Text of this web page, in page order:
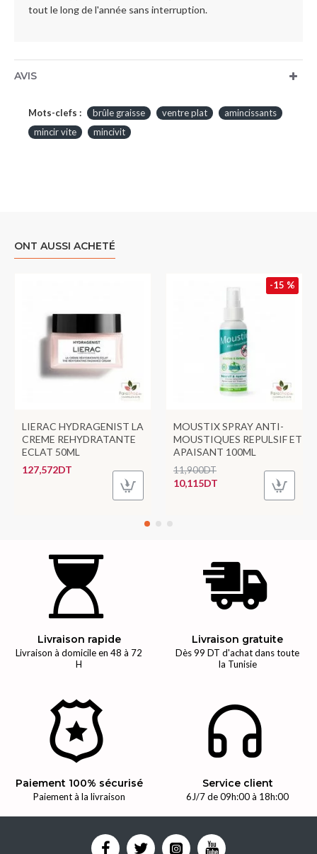
tout le long de l'année sans interruption.
AVIS
Mots-clefs : brûle graisse ventre plat
amincissants
mincir vite
mincivit
ONT AUSSI ACHETÉ
LIERAC HYDRAGENIST LA
CREME REHYDRATANTE
ECLAT 50ML
127,572DT
-15 %
MOUSTIX SPRAY ANTI-
MOUSTIQUES REPULSIF ET
APAISANT 100ML
10,115DT
11,900DT
Livraison rapide
Livraison à domicile en 48 à 72
H
Livraison gratuite
Dès 99 DT d'achat dans toute
la Tunisie
Paiement 100% sécurisé
Paiement à la livraison
Service client
6J/7 de 09h:00 à 18h:00